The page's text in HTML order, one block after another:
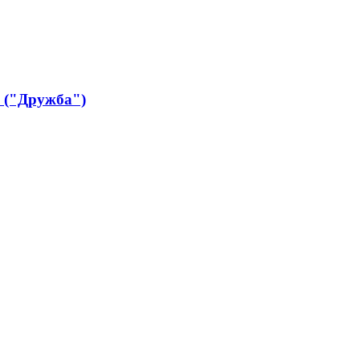
("Дружба")